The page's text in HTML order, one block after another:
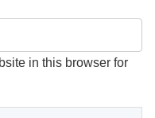
in this browser for